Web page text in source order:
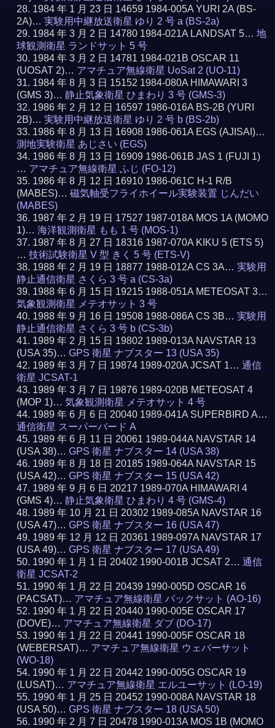
1984 年 1 月 23 日 14659 1984-005A YURI 2A (BS-
2A)…実験用中継放送衛星 ゆり 2 号 a (BS-2a)
1984 年 3 月 2 日 14780 1984-021A LANDSAT 5…地
球観測衛星 ランドサット 5 号
1984 年 3 月 2 日 14781 1984-021B OSCAR 11
(UOSAT 2)… アマチュア無線衛星 UoSat 2 (UO-11)
1984 年 8 月 3 日 15152 1984-080A HIMAWARI 3
(GMS 3)…静止気象衛星 ひまわり 3 号 (GMS-3)
1986 年 2 月 12 日 16597 1986-016A BS-2B (YURI
2B)…実験用中継放送衛星 ゆり 2 号 b (BS-2b)
1986 年 8 月 13 日 16908 1986-061A EGS (AJISAI)…
測地実験衛星 あじさい (EGS)
1986 年 8 月 13 日 16909 1986-061B JAS 1 (FUJI 1)
… アマチュア無線衛星 ふじ (FO-12)
1986 年 8 月 12 日 16910 1986-061C H-1 R/B
(MABES)…磁気軸受フライホイール実験装置 じんだい
(MABES)
1987 年 2 月 19 日 17527 1987-018A MOS 1A (MOMO
1)…海洋観測衛星 もも 1 号 (MOS-1)
1987 年 8 月 27 日 18316 1987-070A KIKU 5 (ETS 5)
…技術試験衛星 V 型 きく 5 号 (ETS-V)
1988 年 2 月 19 日 18877 1988-012A CS 3A…実験用
静止通信衛星 さくら 3 号 a (CS-3a)
1988 年 6 月 15 日 19215 1988-051A METEOSAT 3…
気象観測衛星 メテオサット 3 号
1988 年 9 月 16 日 19508 1988-086A CS 3B…実験用
静止通信衛星 さくら 3 号 b (CS-3b)
1989 年 2 月 15 日 19802 1989-013A NAVSTAR 13
(USA 35)…GPS 衛星 ナブスター 13 (USA 35)
1989 年 3 月 7 日 19874 1989-020A JCSAT 1…通信
衛星 JCSAT-1
1989 年 3 月 7 日 19876 1989-020B METEOSAT 4
(MOP 1)…気象観測衛星 メテオサット 4 号
1989 年 6 月 6 日 20040 1989-041A SUPERBIRD A…
通信衛星 スーパーバード A
1989 年 6 月 11 日 20061 1989-044A NAVSTAR 14
(USA 38)…GPS 衛星 ナブスター 14 (USA 38)
1989 年 8 月 18 日 20185 1989-064A NAVSTAR 15
(USA 42)…GPS 衛星 ナブスター 15 (USA 42)
1989 年 9 月 6 日 20217 1989-070A HIMAWARI 4
(GMS 4)…静止気象衛星 ひまわり 4 号 (GMS-4)
1989 年 10 月 21 日 20302 1989-085A NAVSTAR 16
(USA 47)…GPS 衛星 ナブスター 16 (USA 47)
1989 年 12 月 12 日 20361 1989-097A NAVSTAR 17
(USA 49)…GPS 衛星 ナブスター 17 (USA 49)
1990 年 1 月 1 日 20402 1990-001B JCSAT 2…通信
衛星 JCSAT-2
1990 年 1 月 22 日 20439 1990-005D OSCAR 16
(PACSAT)… アマチュア無線衛星 パックサット (AO-16)
1990 年 1 月 22 日 20440 1990-005E OSCAR 17
(DOVE)… アマチュア無線衛星 ダブ (DO-17)
1990 年 1 月 22 日 20441 1990-005F OSCAR 18
(WEBERSAT)… アマチュア無線衛星 ウェバーサット
(WO-18)
1990 年 1 月 22 日 20442 1990-005G OSCAR 19
(LUSAT)… アマチュア無線衛星 エルユーサット (LO-19)
1990 年 1 月 25 日 20452 1990-008A NAVSTAR 18
(USA 50)…GPS 衛星 ナブスター 18 (USA 50)
1990 年 2 月 7 日 20478 1990-013A MOS 1B (MOMO